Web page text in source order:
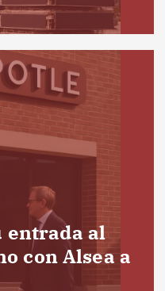
entrada al
con Alsea a